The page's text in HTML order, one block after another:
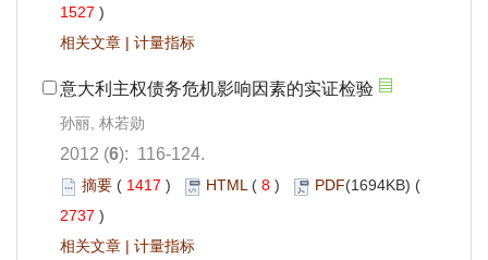
1527 )
相关文章 | 计量指标
意大利主权债务危机影响因素的实证检验
孙丽, 林若勋
2012 (6): 116-124.
摘要 ( 1417 ) HTML( 8 ) PDF(1694KB) (
2737 )
相关文章 | 计量指标